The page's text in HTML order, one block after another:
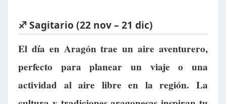
♐ Sagitario (22 nov – 21 dic)
El día en Aragón trae un aire aventurero,
perfecto para planear un viaje o una
actividad al aire libre en la región. La